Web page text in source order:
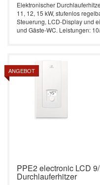
Elektronischer
11, 12, 15 kW, stufenlos
Steuerung, LCD-Display und
und Gäste-WC. Leistungen:
ANGEBOT
PPE2 electronic LCD
Durchlauferhitzer